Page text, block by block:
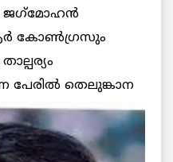
ജഗ്‌മോഹന്‍
കോണ്‍ഗ്രസും
പേരില്‍ തെലുങ്കാന